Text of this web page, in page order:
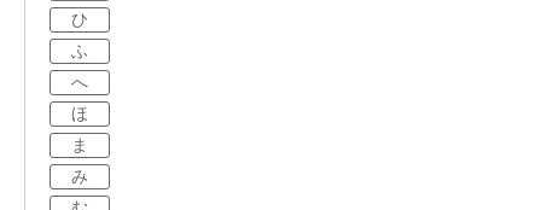
ひ
ふ
へ
ほ
ま
み